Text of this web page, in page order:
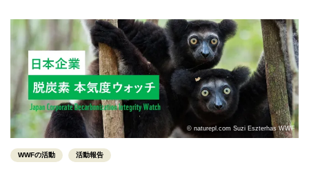
© naturepl.com Suzi Eszterhas WWF
WWFの活動 活動報告